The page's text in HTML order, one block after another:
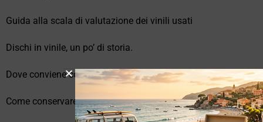
Guida alla scala di valutazione dei vinili usati
Dischi in vinile, un po’ di storia.
Dove conviene comprare vinili online?
Come conservare correttamente i vinili usati